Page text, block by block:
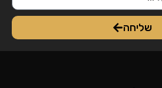
שליחה